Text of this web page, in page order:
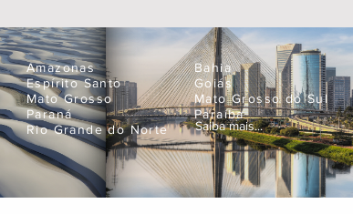
Saiba mais...
Amazonas
Espírito Santo
Mato Grosso
Paraná
Rio Grande do Norte
Bahia
Goiás
Mato Grosso do Sul
Paraíba